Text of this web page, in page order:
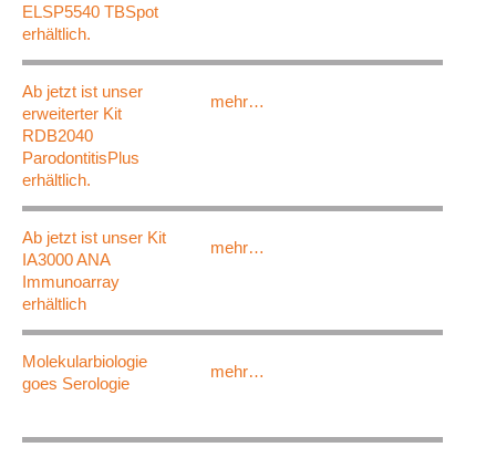
ELSP5540 TBSpot
erhältlich.
Ab jetzt ist unser
erweiterter Kit
RDB2040
ParodontitisPlus
erhältlich.
mehr…
Ab jetzt ist unser Kit
IA3000 ANA
Immunoarray
erhältlich
mehr…
Molekularbiologie
goes Serologie
mehr…